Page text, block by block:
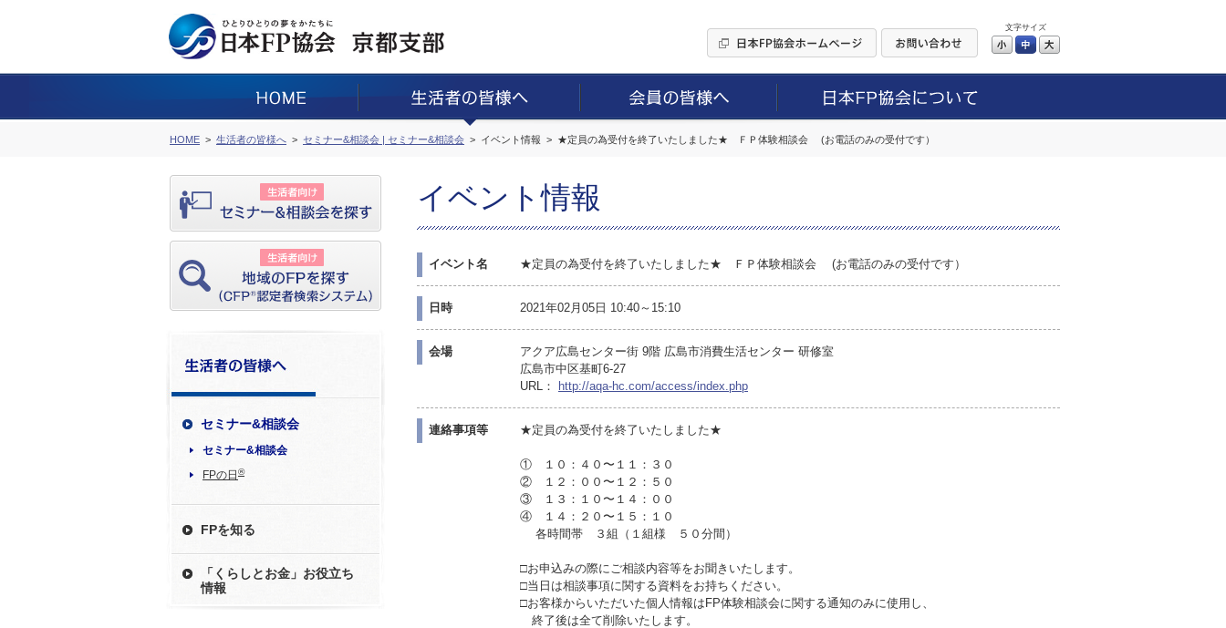
文字サイズ
小 中
HOME 生活者の皆様へ セミナー&相談会 | セミナー&相談会 イベント情報 ★定員の為受付を終了いたしました★ ＦＰ体験相談会 (お電話のみの受付です）
セミナー&相談会
セミナー&相談会
FPの日 ®
FPを知る
「くらしとお金」お役立ち
情報
イベント情報
イベント名 ★定員の為受付を終了いたしました★ ＦＰ体験相談会 (お電話のみの受付です）
日時 2021年02月05日 10:40～15:10
会場
アクア広島センター街 9階 広島市消費生活センター 研修室
広島市中区基町6-27
URL：
http://aqa-hc.com/access/index.php
連絡事項等 ★定員の為受付を終了いたしました★
① １０：４０〜１１：３０
② １２：００〜１２：５０
③ １３：１０〜１４：００
④ １４：２０〜１５：１０
各時間帯 ３組（１組様 ５０分間）
□お申込みの際にご相談内容等をお聞きいたします。
□当日は相談事項に関する資料をお持ちください。
□お客様からいただいた個人情報はFP体験相談会に関する通知のみに使用し、
終了後は全て削除いたします。